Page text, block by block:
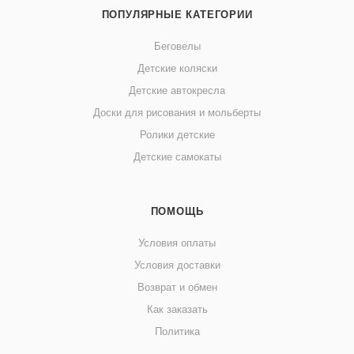
ПОПУЛЯРНЫЕ КАТЕГОРИИ
Беговелы
Детские коляски
Детские автокресла
Доски для рисования и мольберты
Ролики детские
Детские самокаты
ПОМОЩЬ
Условия оплаты
Условия доставки
Возврат и обмен
Как заказать
Политика